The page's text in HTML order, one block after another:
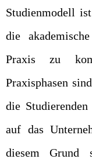
Studienmodell
die
Praxis zu
Praxisphasen
die
auf das
diesem Grund